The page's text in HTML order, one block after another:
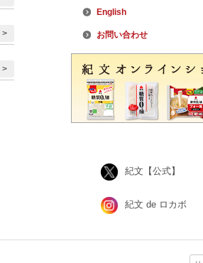
English
お問い合わせ
紀文【公式】
紀文 de ロカボ